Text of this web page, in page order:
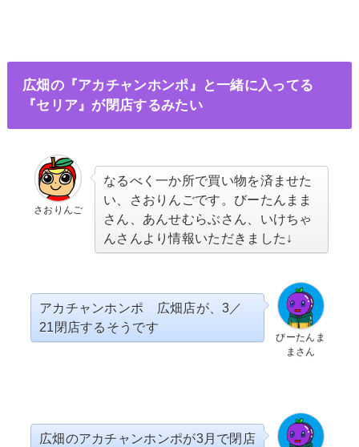
広畑の『アカチャンホンポ』と一緒に入ってる
『セリア』が閉店するみたい
さおりんご
なるべく一か所で買い物を済ませた
い、さおりんごです。びーたんまま
さん、あんせむらぶさん、いけちゃ
んさんより情報いただきました↓
びーたんま
まさん
アカチャンホンポ 広畑店が、3／
21閉店するそうです
広畑のアカチャンホンポが3月で閉店